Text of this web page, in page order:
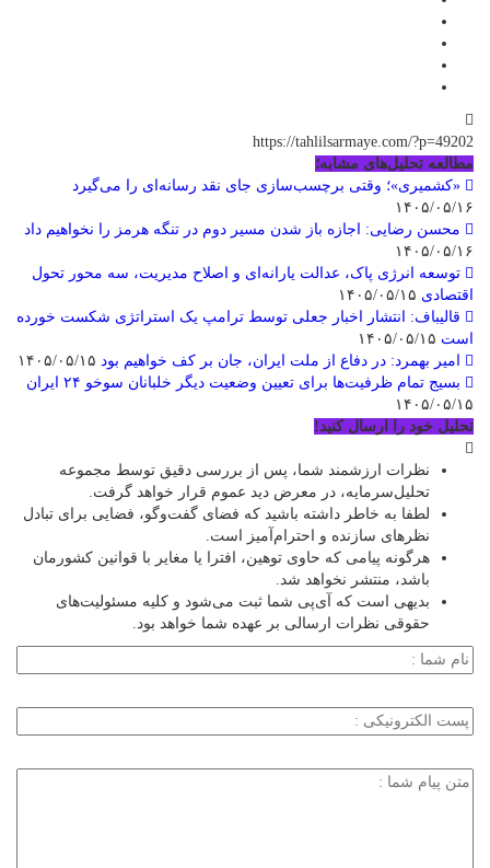
https://tahlilsarmaye.com/?p=49202
مطالعه تحلیل‌های مشابه؛
«کشمیری»؛ وقتی برچسب‌سازی جای نقد رسانه‌ای را می‌گیرد
۱۴۰۵/۰۵/۱۶
محسن رضایی: اجازه باز شدن مسیر دوم در تنگه هرمز را نخواهیم داد
۱۴۰۵/۰۵/۱۶
توسعه انرژی پاک، عدالت یارانه‌ای و اصلاح مدیریت، سه محور تحول
اقتصادی
قالیباف: انتشار اخبار جعلی توسط ترامپ یک استراتژی شکست خورده
است
امیر بهمرد: در دفاع از ملت ایران، جان بر کف خواهیم بود
بسیج تمام ظرفیت‌ها برای تعیین وضعیت دیگر خلبانان سوخو ۲۴ ایران
۱۴۰۵/۰۵/۱۵
تحلیل خود را ارسال کنید!
نظرات ارزشمند شما، پس از بررسی دقیق توسط مجموعه
تحلیل‌سرمایه، در معرض دید عموم قرار خواهد گرفت.
لطفا به خاطر داشته باشید که فضای گفت‌وگو، فضایی برای تبادل
نظرهای سازنده و احترام‌آمیز است.
هرگونه پیامی که حاوی توهین، افترا یا مغایر با قوانین کشورمان
باشد، منتشر نخواهد شد.
بدیهی است که آی‌پی شما ثبت می‌شود و کلیه مسئولیت‌های
حقوقی نظرات ارسالی بر عهده شما خواهد بود.